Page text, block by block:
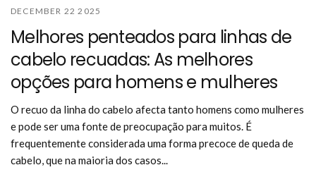
DECEMBER 22 2025
Melhores penteados para linhas de
cabelo recuadas: As melhores
opções para homens e mulheres
O recuo da linha do cabelo afecta tanto homens como mulheres
e pode ser uma fonte de preocupação para muitos. É
frequentemente considerada uma forma precoce de queda de
cabelo, que na maioria dos casos...